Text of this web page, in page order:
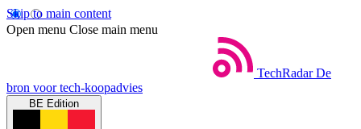
Skip to main content
Open menu Close main menu
TechRadar De
bron voor tech-koopadvies
BE Edition